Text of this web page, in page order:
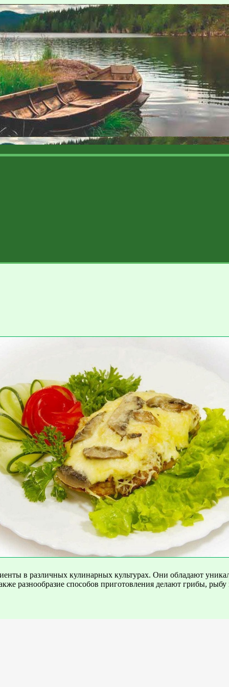
в различных кулинарных культурах. Они обладают
разнообразие способов приготовления делают грибы,